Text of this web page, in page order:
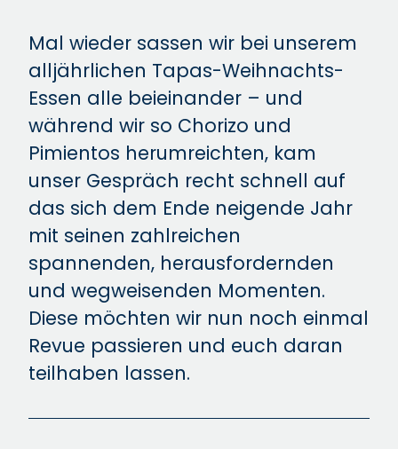
Mal wieder sassen wir bei unserem
alljährlichen Tapas-Weihnachts-
Essen alle beieinander – und
während wir so Chorizo und
Pimientos herumreichten, kam
unser Gespräch recht schnell auf
das sich dem Ende neigende Jahr
mit seinen zahlreichen
spannenden, herausfordernden
und wegweisenden Momenten.
Diese möchten wir nun noch einmal
Revue passieren und euch daran
teilhaben lassen.